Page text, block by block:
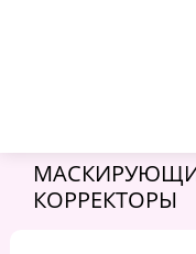
КОРРЕКТОРЫ